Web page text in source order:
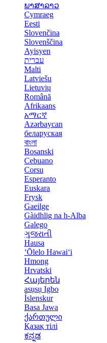
ພາສາລາວ
Cymraeg
Eesti
Slovenčina
Slovenščina
Ayisyen
עברית
Malti
Latviešu
Lietuvių
Română
Afrikaans
አማርኛ
Azərbaycan
беларуская
বাংলা
Bosanski
Cebuano
Corsu
Esperanto
Euskara
Frysk
Gaeilge
Gàidhlig na h-Alba
Galego
ગુજરાતી
Hausa
ʻŌlelo Hawaiʻi
Hmong
Hrvatski
Հայերեն
asụsụ Igbo
Íslenskur
Basa Jawa
ქართული
Қазақ тілі
ಕನ್ನಡ